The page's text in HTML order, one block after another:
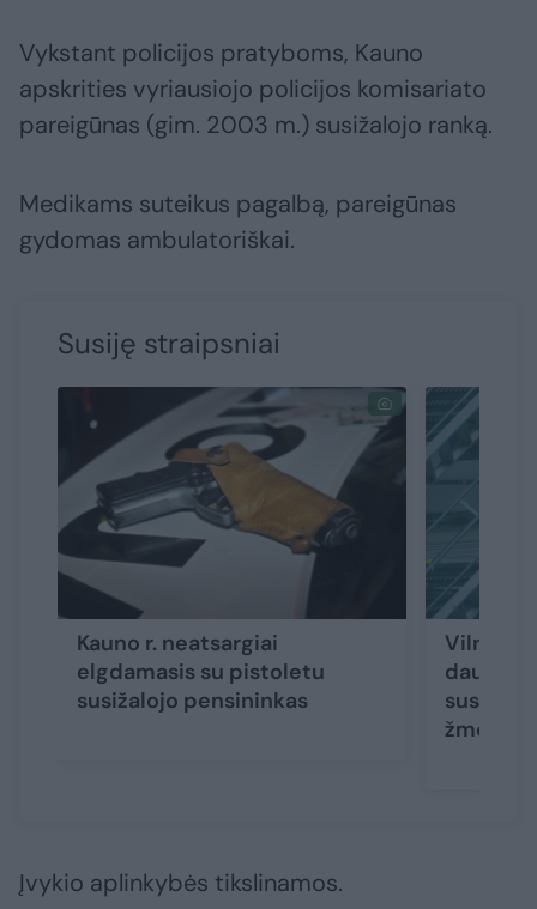
Vykstant policijos pratyboms, Kauno
apskrities vyriausiojo policijos komisariato
pareigūnas (gim. 2003 m.) susižalojo ranką.
Medikams suteikus pagalbą, pareigūnas
gydomas ambulatoriškai.
Susiję straipsniai
Kauno r. neatsargiai
elgdamasis su pistoletu
susižalojo pensininkas
Vilniuje
žmogus
Įvykio aplinkybės tikslinamos.